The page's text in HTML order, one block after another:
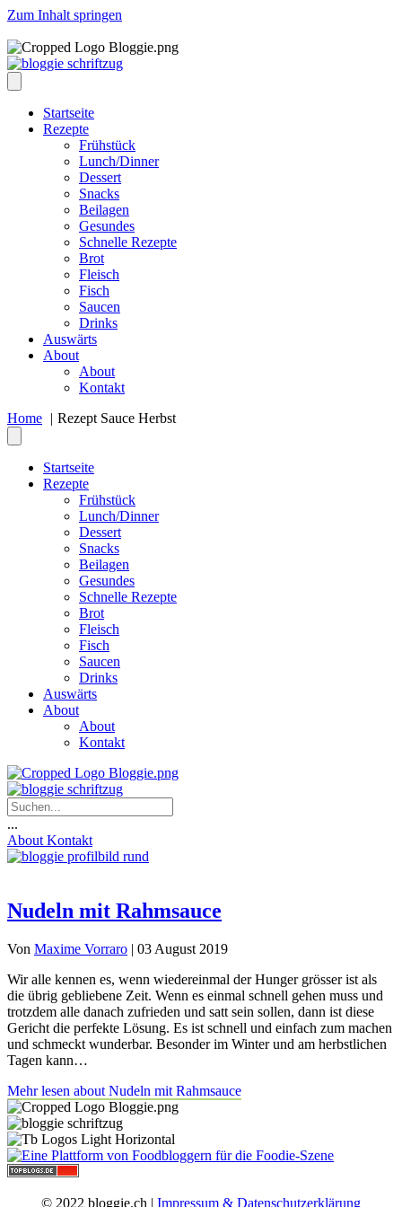
Zum Inhalt springen
Startseite
Rezepte
Frühstück
Lunch/Dinner
Dessert
Snacks
Beilagen
Gesundes
Schnelle Rezepte
Brot
Fleisch
Fisch
Saucen
Drinks
Auswärts
About
About
Kontakt
Home
Rezept Sauce Herbst
Startseite
Rezepte
Frühstück
Lunch/Dinner
Dessert
Snacks
Beilagen
Gesundes
Schnelle Rezepte
Brot
Fleisch
Fisch
Saucen
Drinks
Auswärts
About
About
Kontakt
...
About Kontakt
Nudeln mit Rahmsauce
Von Maxime Vorraro | 03 August 2019
Wir alle kennen es, wenn wiedereinmal der Hunger grösser ist als
die übrig gebliebene Zeit. Wenn es einmal schnell gehen muss und
trotzdem alle danach zufrieden und satt sein sollen, dann ist diese
Gericht die perfekte Lösung. Es ist schnell und einfach zum machen
und schmeckt wunderbar. Besonder im Winter und am herbstlichen
Tagen kann…
Mehr lesen about Nudeln mit Rahmsauce
© 2022 bloggie.ch | Impressum & Datenschutzerklärung